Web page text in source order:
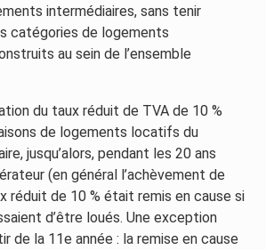
intermédiaires, sans tenir
catégories de logements
au sein de l’ensemble
du taux réduit de TVA de 10 %
de logements locatifs du
jusqu’alors, pendant les 20 ans
(en général l’achèvement de
réduit de 10 % était remis en cause si
d’être loués. Une exception
de la 11e année : la remise en cause